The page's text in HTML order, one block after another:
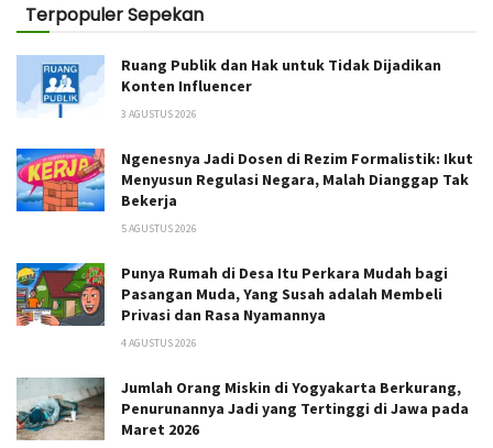
Terpopuler Sepekan
Ruang Publik dan Hak untuk Tidak Dijadikan
Konten Influencer
3 AGUSTUS 2026
Ngenesnya Jadi Dosen di Rezim Formalistik: Ikut
Menyusun Regulasi Negara, Malah Dianggap Tak
Bekerja
5 AGUSTUS 2026
Punya Rumah di Desa Itu Perkara Mudah bagi
Pasangan Muda, Yang Susah adalah Membeli
Privasi dan Rasa Nyamannya
4 AGUSTUS 2026
Jumlah Orang Miskin di Yogyakarta Berkurang,
Penurunannya Jadi yang Tertinggi di Jawa pada
Maret 2026